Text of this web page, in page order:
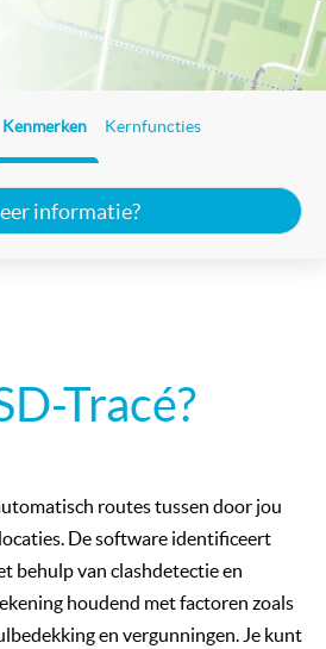
Kenmerken Kernfuncties
informatie?
Tracé?
routes tussen door jou
De software identificeert
behulp van clashdetectie en
houdend met factoren zoals
en vergunningen. Je kunt